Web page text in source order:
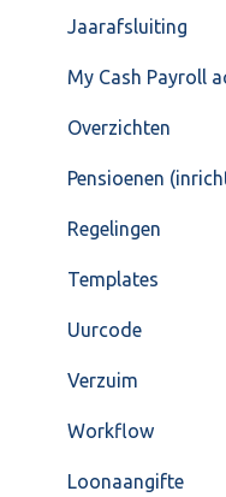
Jaarafsluiting
My Cash Payroll
Overzichten
Pensioenen
Regelingen
Templates
Uurcode
Verzuim
Workflow
Loonaangifte